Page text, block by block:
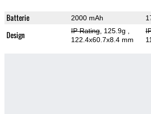
Batterie 2000 mAh
Design IP Rating, 125.9g
122.4x60.7x8.4 mm